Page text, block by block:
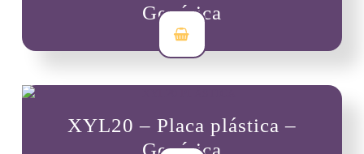
Genérica
7,000
XYL20 – Placa plástica –
Genérica